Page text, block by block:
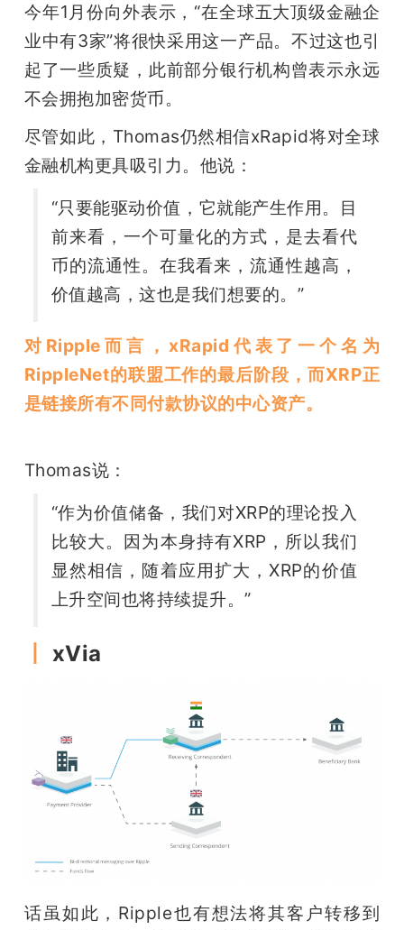
今年1月份向外表示，“在全球五大顶级金融企
业中有3家”将很快采用这一产品。不过这也引
起了一些质疑，此前部分银行机构曾表示永远
不会拥抱加密货币。
尽管如此，Thomas仍然相信xRapid将对全球
金融机构更具吸引力。他说：
“只要能驱动价值，它就能产生作用。目
前来看，一个可量化的方式，是去看代
币的流通性。在我看来，流通性越高，
价值越高，这也是我们想要的。”
对Ripple而言，xRapid代表了一个名为
RippleNet的联盟工作的最后阶段，而XRP正
是链接所有不同付款协议的中心资产。
Thomas说：
“作为价值储备，我们对XRP的理论投入
比较大。因为本身持有XRP，所以我们
显然相信，随着应用扩大，XRP的价值
上升空间也将持续提升。”
xVia
话虽如此，Ripple也有想法将其客户转移到